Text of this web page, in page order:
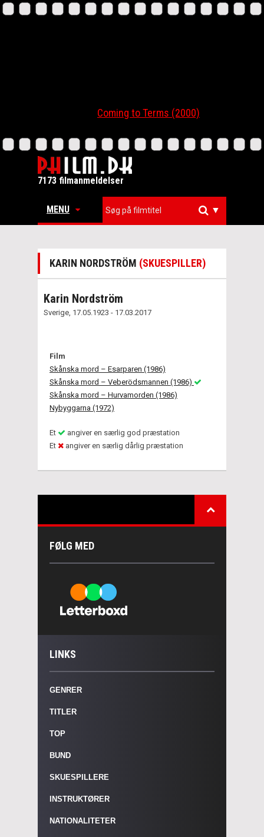
Coming to Terms (2000)
7173 filmanmeldelser
MENU ▼
KARIN NORDSTRÖM (SKUESPILLER)
Karin Nordström
Sverige, 17.05.1923 - 17.03.2017
Film
Skånska mord – Esarparen (1986)
Skånska mord – Veberödsmannen (1986)
Skånska mord – Hurvamorden (1986)
Nybyggarna (1972)
Et
angiver en særlig god præstation
Et
angiver en særlig dårlig præstation
FØLG MED
LINKS
GENRER
TITLER
TOP
BUND
SKUESPILLERE
INSTRUKTØRER
NATIONALITETER